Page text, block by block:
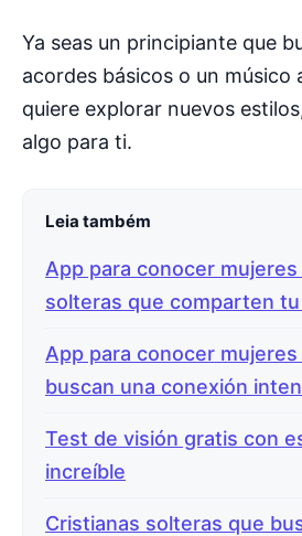
Ya seas un principiante que
acordes básicos o un músico
quiere explorar nuevos
algo para ti.
Leia também
App para conocer
solteras que comparten
App para conocer
buscan una conexión
Test de visión gratis con
increíble
Cristianas solteras que